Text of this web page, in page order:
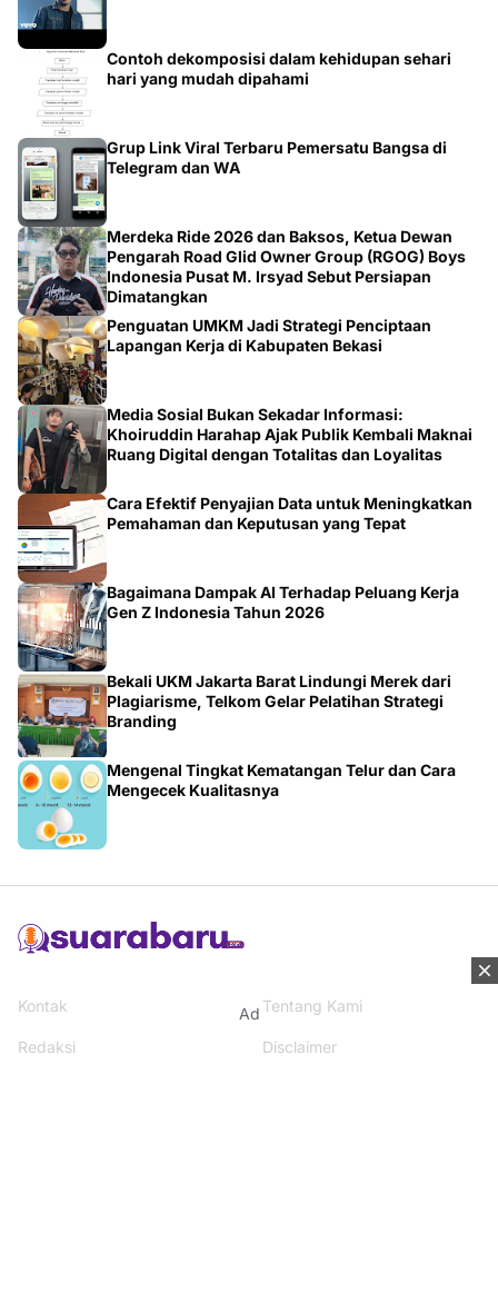
Contoh dekomposisi dalam kehidupan sehari
hari yang mudah dipahami
Grup Link Viral Terbaru Pemersatu Bangsa di
Telegram dan WA
Merdeka Ride 2026 dan Baksos, Ketua Dewan
Pengarah Road Glid Owner Group (RGOG) Boys
Indonesia Pusat M. Irsyad Sebut Persiapan
Dimatangkan
Penguatan UMKM Jadi Strategi Penciptaan
Lapangan Kerja di Kabupaten Bekasi
Media Sosial Bukan Sekadar Informasi:
Khoiruddin Harahap Ajak Publik Kembali Maknai
Ruang Digital dengan Totalitas dan Loyalitas
Cara Efektif Penyajian Data untuk Meningkatkan
Pemahaman dan Keputusan yang Tepat
Bagaimana Dampak AI Terhadap Peluang Kerja
Gen Z Indonesia Tahun 2026
Bekali UKM Jakarta Barat Lindungi Merek dari
Plagiarisme, Telkom Gelar Pelatihan Strategi
Branding
Mengenal Tingkat Kematangan Telur dan Cara
Mengecek Kualitasnya
Ad
Kontak Tentang Kami
Redaksi Disclaimer